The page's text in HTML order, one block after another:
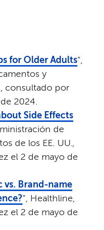
for Older Adults”,
y
consultado por
2024.​​
Side Effects
de
de los EE. UU.,
el 2 de mayo de
vs. Brand-name
”, Healthline,
el 2 de mayo de